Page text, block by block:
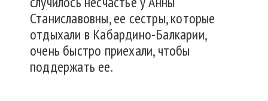
Станиславовны, ее сестры, которые
отдыхали в Кабардино-Балкарии,
очень быстро приехали, чтобы
поддержать ее.